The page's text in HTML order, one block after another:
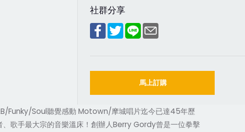
社群分享
馬上訂購
Funky/Soul聽覺感動 Motown/摩城唱片迄今已達45年歷
歌手最大宗的音樂溫床！創辦人Berry Gordy曾是一位拳擊